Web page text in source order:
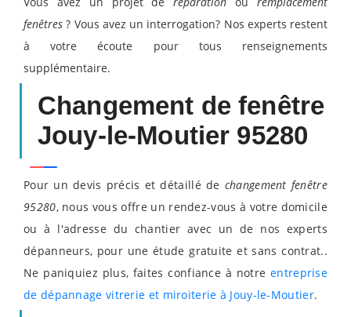
fenêtres ? Vous avez un interrogation? Nos experts restent
à votre écoute pour tous renseignements
supplémentaire.
Changement de fenêtre
Jouy-le-Moutier 95280
Pour un devis précis et détaillé de changement fenêtre
95280, nous vous offre un rendez-vous à votre domicile
ou à l'adresse du chantier avec un de nos experts
dépanneurs, pour une étude gratuite et sans contrat..
Ne paniquiez plus, faites confiance à notre entreprise
de dépannage vitrerie et miroiterie à Jouy-le-Moutier.